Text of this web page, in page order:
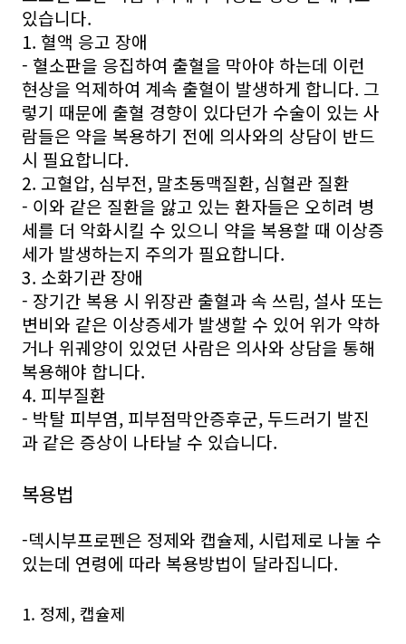
있습니다.
1. 혈액 응고 장애
- 혈소판을 응집하여 출혈을 막아야 하는데 이런
현상을 억제하여 계속 출혈이 발생하게 합니다. 그
렇기 때문에 출혈 경향이 있다던가 수술이 있는 사
람들은 약을 복용하기 전에 의사와의 상담이 반드
시 필요합니다.
2. 고혈압, 심부전, 말초동맥질환, 심혈관 질환
- 이와 같은 질환을 앓고 있는 환자들은 오히려 병
세를 더 악화시킬 수 있으니 약을 복용할 때 이상증
세가 발생하는지 주의가 필요합니다.
3. 소화기관 장애
- 장기간 복용 시 위장관 출혈과 속 쓰림, 설사 또는
변비와 같은 이상증세가 발생할 수 있어 위가 약하
거나 위궤양이 있었던 사람은 의사와 상담을 통해
복용해야 합니다.
4. 피부질환
- 박탈 피부염, 피부점막안증후군, 두드러기 발진
과 같은 증상이 나타날 수 있습니다.
복용법
-덱시부프로펜은 정제와 캡슐제, 시럽제로 나눌 수
있는데 연령에 따라 복용방법이 달라집니다.
1. 정제, 캡슐제